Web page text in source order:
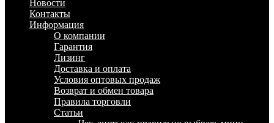
Новости
Контакты
Информация
О компании
Гарантия
Лизинг
Доставка и оплата
Условия оптовых продаж
Возврат и обмен товара
Правила торговли
Статьи